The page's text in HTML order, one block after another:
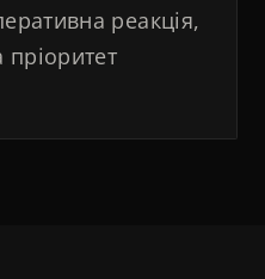
реакція,
пріоритет